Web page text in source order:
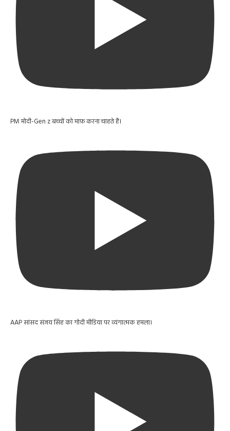
PM मोदी-Gen z बच्चों को माफ़ करना चाहते हैं।
AAP सांसद संजय सिंह का गोदी मीडिया पर व्यंगात्मक हमला।